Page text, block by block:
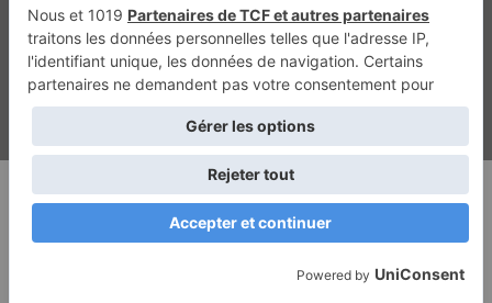
© Copyright 2026, Tous droits réservés | Richest Media & Jannah
Mentions légales
Contact
Politique de confidentialité
ghostwriting kosten
beste ghostwriter agentur
Facebook
TwitterYouTube
Instagram
RSS